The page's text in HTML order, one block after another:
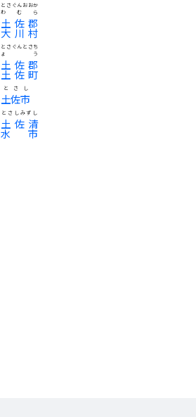
土佐郡
大川村
とさぐんおおか
わむら
土佐郡
土佐町
とさぐんとさち
ょう
土佐市
とさし
土佐清
水市
とさしみずし